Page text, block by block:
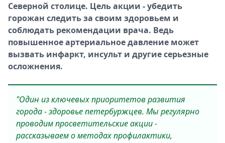
Скачай
Metro
Северной столице. Цель акции - убедить
горожан следить за своим здоровьем и
соблюдать рекомендации врача. Ведь
повышенное артериальное давление может
вызвать инфаркт, инсульт и другие серьезные
осложнения.
"Один из ключевых приоритетов развития
города - здоровье петербуржцев. Мы регулярно
проводим просветительские акции -
рассказываем о методах профилактики,